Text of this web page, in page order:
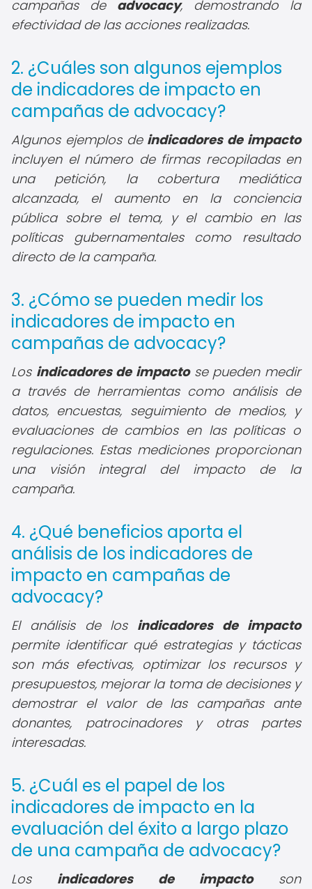
campañas de advocacy, demostrando la
efectividad de las acciones realizadas.
2. ¿Cuáles son algunos ejemplos
de indicadores de impacto en
campañas de advocacy?
Algunos ejemplos de indicadores de impacto
incluyen el número de firmas recopiladas en
una petición, la cobertura mediática
alcanzada, el aumento en la conciencia
pública sobre el tema, y el cambio en las
políticas gubernamentales como resultado
directo de la campaña.
3. ¿Cómo se pueden medir los
indicadores de impacto en
campañas de advocacy?
Los indicadores de impactose pueden medir
a través de herramientas como análisis de
datos, encuestas, seguimiento de medios, y
evaluaciones de cambios en las políticas o
regulaciones. Estas mediciones proporcionan
una visión integral del impacto de la
campaña.
4. ¿Qué beneficios aporta el
análisis de los indicadores de
impacto en campañas de
advocacy?
El análisis de los indicadores de impacto
permite identificar qué estrategias y tácticas
son más efectivas, optimizar los recursos y
presupuestos, mejorar la toma de decisiones y
demostrar el valor de las campañas ante
donantes, patrocinadores y otras partes
interesadas.
5. ¿Cuál es el papel de los
indicadores de impacto en la
evaluación del éxito a largo plazo
de una campaña de advocacy?
Los indicadores de impactoson